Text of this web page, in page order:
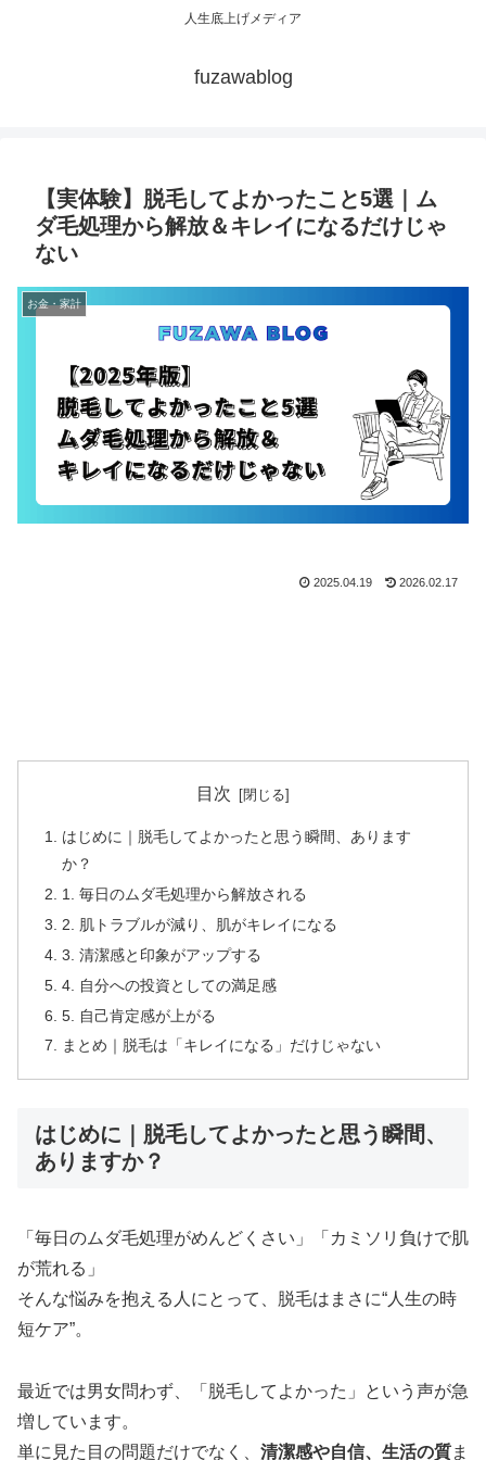
人生底上げメディア
fuzawablog
【実体験】脱毛してよかったこと5選｜ム
ダ毛処理から解放＆キレイになるだけじゃ
ない
お金・家計
2025.04.19 2026.02.17
目次
はじめに｜脱毛してよかったと思う瞬間、あります
か？
1. 毎日のムダ毛処理から解放される
2. 肌トラブルが減り、肌がキレイになる
3. 清潔感と印象がアップする
4. 自分への投資としての満足感
5. 自己肯定感が上がる
まとめ｜脱毛は「キレイになる」だけじゃない
はじめに｜脱毛してよかったと思う瞬間、
ありますか？
「毎日のムダ毛処理がめんどくさい」「カミソリ負けで肌
が荒れる」
そんな悩みを抱える人にとって、脱毛はまさに“人生の時
短ケア”。
最近では男女問わず、「脱毛してよかった」という声が急
増しています。
単に見た目の問題だけでなく、 清潔感や自信、生活の質ま